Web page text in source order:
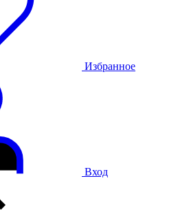
Избранное
Вход